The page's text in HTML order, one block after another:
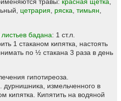
цетрария ряска тимьян
листьев бадана: 1 ст.л.
1 стаканом кипятка, настоять
по ½ стакана 3 раза в день
гипотиреоза.
дурнишника, измельченного в
кипятка. Кипятить на водяной